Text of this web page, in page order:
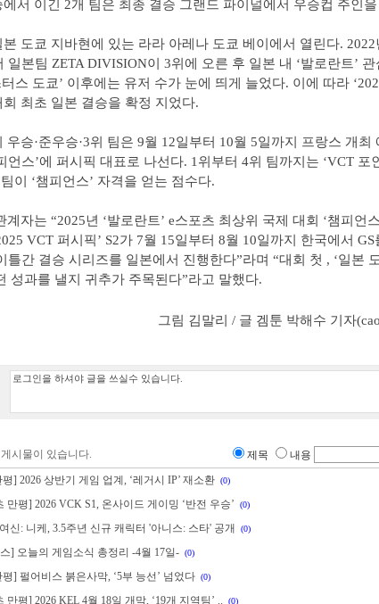
에서 이긴 2개 팀은 최종 결승 그랜드 파이널에서 우승컵 주인
본 도쿄 지바현에 있는 라라 아레나 도쿄 베이에서 열린다. 2022
일본팀 ZETA DIVISION이 3위에 오른 후 일본 내 ‘발로란트’
스 도쿄’ 이후에는 유저 수가 눈에 띄게 늘었다. 이에 따라
회 최초 일본 결승을 확정 지었다.
우승·준우승·3위 팀은 9월 12일부터 10월 5일까지 프랑스 개최
언스’에 퍼시픽 대표로 나선다. 1위부터 4위 팀까지는 ‘VCT 포
이 ‘챔피언스’ 자격을 얻는 점수다.
계자는 “2025년 ‘발로란트’ e스포츠 최상위 국제 대회 ‘챔피언
VCT 퍼시픽’ S2가 7월 15일부터 8월 10일까지 한국에서
틀간 결승 시리즈를 일본에서 진행한다”라며 “대회 첫 , ‘일본
성과를 낼지 귀추가 주목된다”라고 말했다.
그림 김말리 / 글 겜툰 박해수 기자
시물이 있습니다. 제목
내용
] 2026 상반기 게임 업계, ‘레거시 IP’ 재소환 (0)
만평] 2026 VCK S1, 온사이드 게이밍 ‘반전 우승’
(0)
신: 니케, 3.5주년 신규 캐릭터 '아니스: 스타' 공개
(0)
] 오늘의 게임소식 총정리 -4월 17일- (0)
] 펄어비스 붉은사막, ‘5부 능선’ 넘었다 (0)
만평] 2026 KEL 4월 18일 개막, ‘19개 지역팀’ ..
(0)